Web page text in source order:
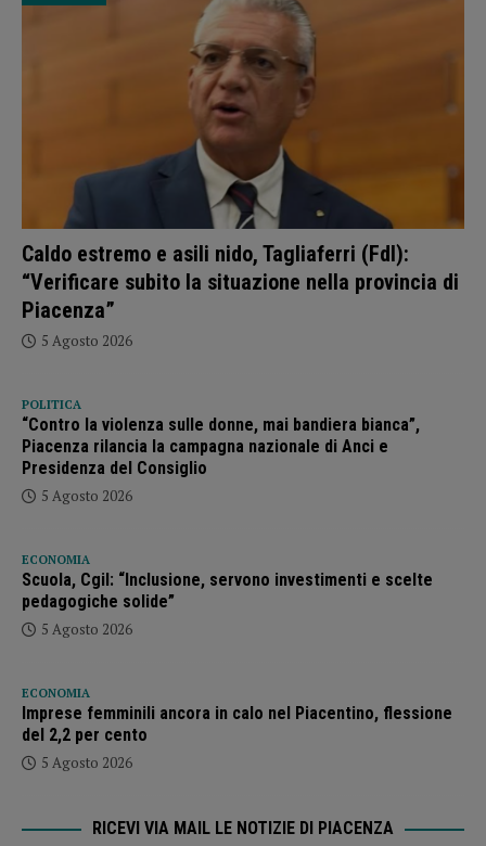
Caldo estremo e asili nido, Tagliaferri (FdI):
“Verificare subito la situazione nella provincia di
Piacenza”
5 Agosto 2026
POLITICA
“Contro la violenza sulle donne, mai bandiera bianca”,
Piacenza rilancia la campagna nazionale di Anci e
Presidenza del Consiglio
5 Agosto 2026
ECONOMIA
Scuola, Cgil: “Inclusione, servono investimenti e scelte
pedagogiche solide”
5 Agosto 2026
ECONOMIA
Imprese femminili ancora in calo nel Piacentino, flessione
del 2,2 per cento
5 Agosto 2026
RICEVI VIA MAIL LE NOTIZIE DI PIACENZA